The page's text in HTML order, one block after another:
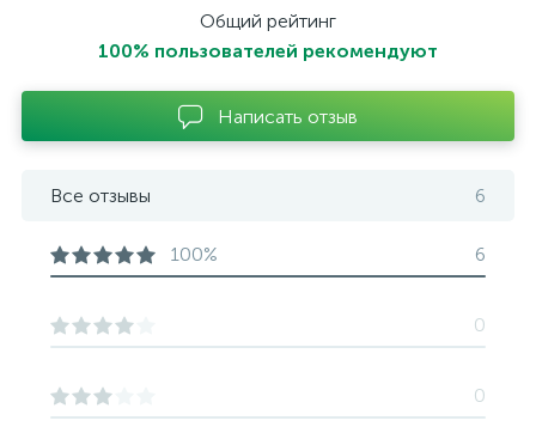
Общий рейтинг
100% пользователей рекомендуют
Написать отзыв
Все отзывы 6
100% 6
0
0